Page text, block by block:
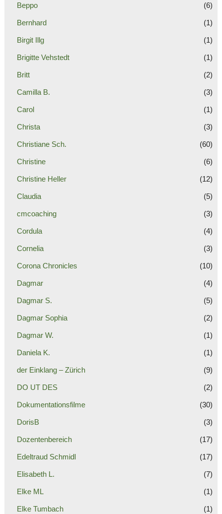
Beppo (6)
Bernhard (1)
Birgit Illg (1)
Brigitte Vehstedt (1)
Britt (2)
Camilla B. (3)
Carol (1)
Christa (3)
Christiane Sch. (60)
Christine (6)
Christine Heller (12)
Claudia (5)
cmcoaching (3)
Cordula (4)
Cornelia (3)
Corona Chronicles (10)
Dagmar (4)
Dagmar S. (5)
Dagmar Sophia (2)
Dagmar W. (1)
Daniela K. (1)
der Einklang – Zürich (9)
DO UT DES (2)
Dokumentationsfilme (30)
DorisB (3)
Dozentenbereich (17)
Edeltraud Schmidl (17)
Elisabeth L. (7)
Elke ML (1)
Elke Tumbach (1)